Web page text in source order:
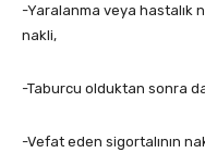
-Yaralanma veya hastalık
nakli,
-Taburcu olduktan sonra
-Vefat eden sigortalının